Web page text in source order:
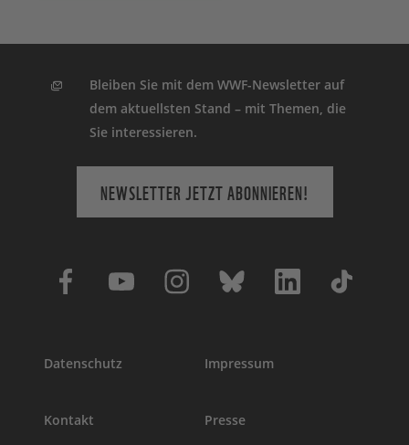
Bleiben Sie mit dem WWF-Newsletter auf
dem aktuellsten Stand – mit Themen, die
Sie interessieren.
NEWSLETTER JETZT ABONNIEREN!
Datenschutz Impressum
Kontakt Presse